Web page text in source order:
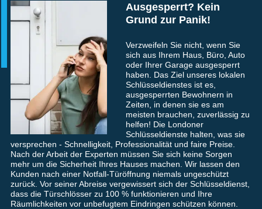
Ausgesperrt? Kein
Grund zur Panik!
Verzweifeln Sie nicht, wenn Sie
sich aus Ihrem Haus, Büro, Auto
oder Ihrer Garage ausgesperrt
haben. Das Ziel unseres lokalen
Schlüsseldienstes ist es,
ausgesperrten Bewohnern in
Zeiten, in denen sie es am
meisten brauchen, zuverlässig zu
helfen! Die Londoner
Schlüsseldienste halten, was sie
versprechen - Schnelligkeit, Professionalität und faire Preise.
Nach der Arbeit der Experten müssen Sie sich keine Sorgen
mehr um die Sicherheit Ihres Hauses machen. Wir lassen den
Kunden nach einer Notfall-Türöffnung niemals ungeschützt
zurück. Vor seiner Abreise vergewissert sich der Schlüsseldienst,
dass die Türschlösser zu 100 % funktionieren und Ihre
Räumlichkeiten vor unbefugtem Eindringen schützen können.